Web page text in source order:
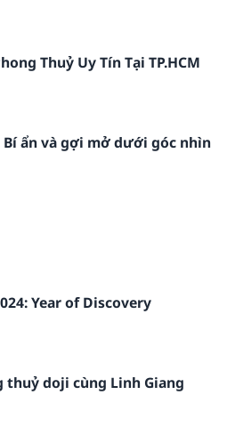
Thuỷ Uy Tín Tại TP.HCM
ẩn và gợi mở dưới góc nhìn
Year of Discovery
thuỷ doji cùng Linh Giang